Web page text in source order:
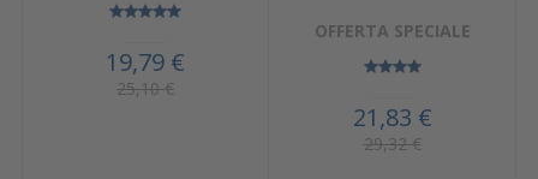
19,79 €
25,10 €
OFFERTA SPECIALE
21,83 €
29,32 €